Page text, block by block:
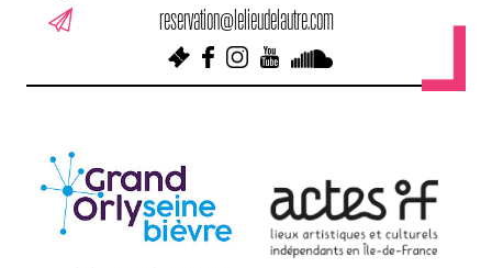
o
reservation@lelieudelautre.com